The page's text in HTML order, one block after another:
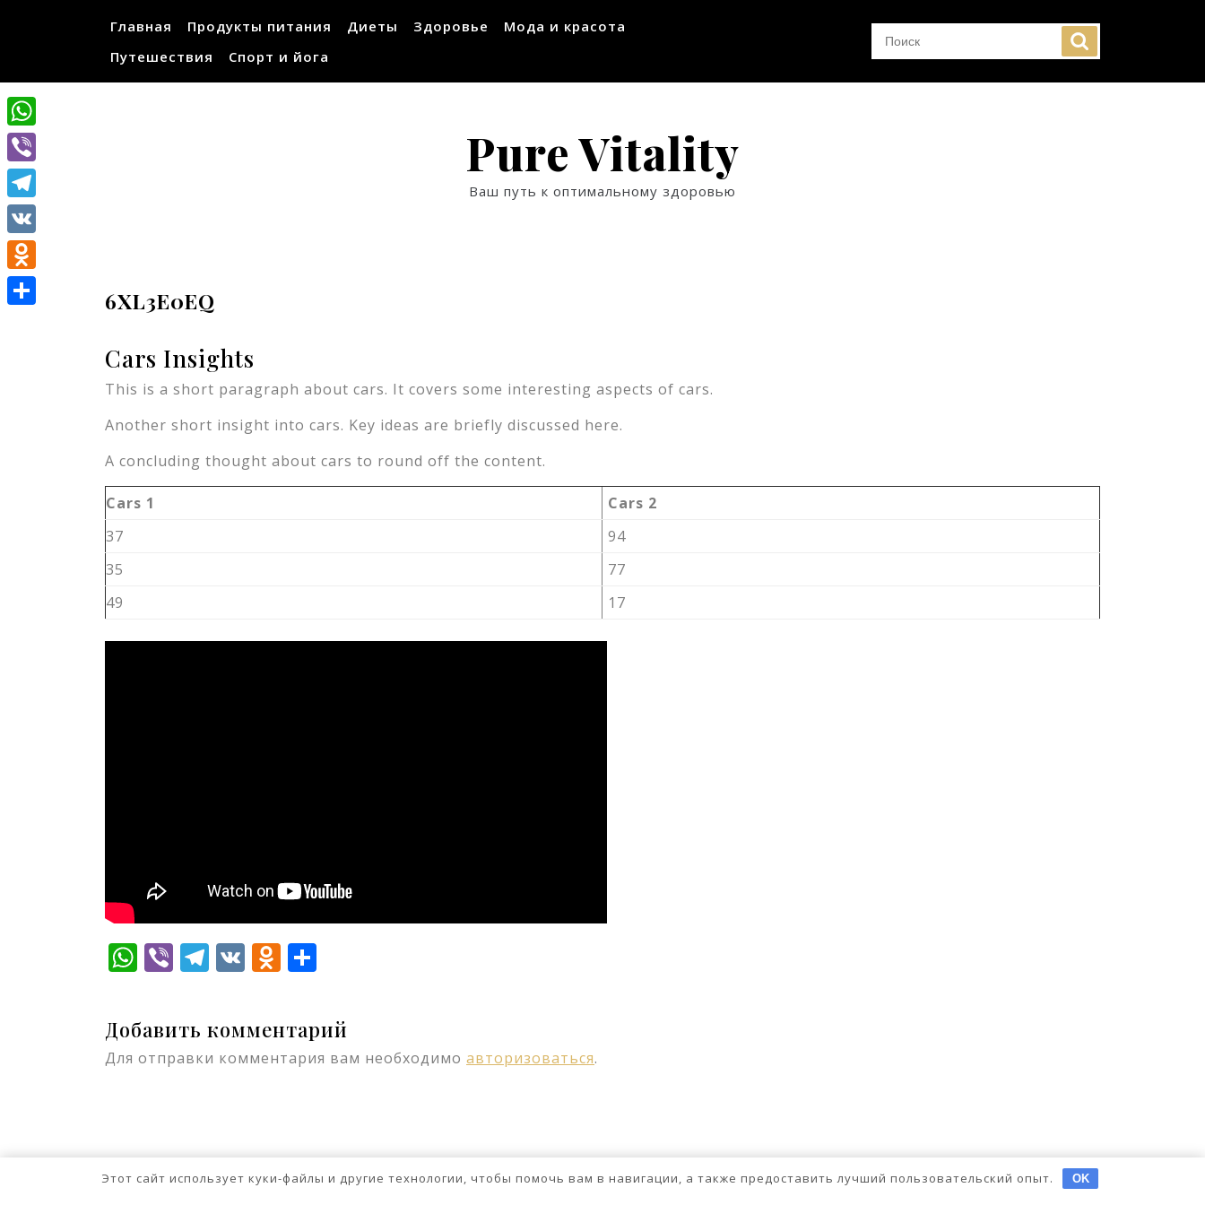
Главная Продукты питания Диеты Здоровье
Мода и красота
Путешествия
Спорт и йога
Pure Vitality
Ваш путь к оптимальному здоровью
6XL3E0EQ
Cars Insights
This is a short paragraph about cars. It covers some interesting aspects of cars.
Another short insight into cars. Key ideas are briefly discussed here.
A concluding thought about cars to round off the content.
Cars 1
Cars 2
37
94
35
77
49
17
WhatsApp
ViberTelegram
VKOdnoklassniki
Добавить комментарий
Для отправки комментария вам необходимо авторизоваться.
WhatsApp
Viber
Telegram
VK
Odnoklassniki
Этот сайт использует куки-файлы и другие технологии, чтобы помочь вам в навигации, а также предоставить лучший пользовательский опыт. OK